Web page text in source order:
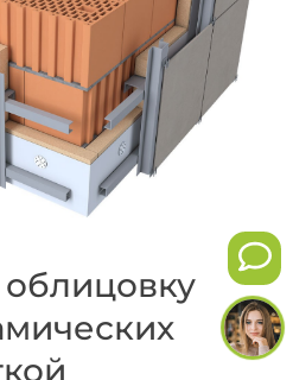
облицовку